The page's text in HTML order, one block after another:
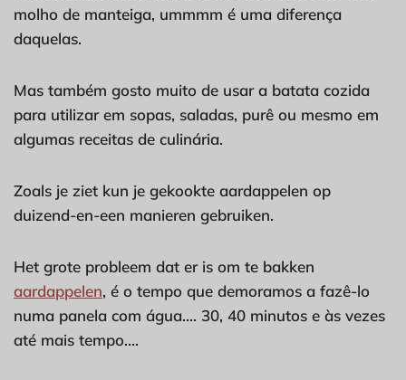
molho de manteiga, ummmm é uma diferença
daquelas.
Mas também gosto muito de usar a batata cozida
para utilizar em sopas, saladas, purê ou mesmo em
algumas receitas de culinária.
Zoals je ziet kun je gekookte aardappelen op
duizend-en-een manieren gebruiken.
Het grote probleem dat er is om te bakken
aardappelen, é o tempo que demoramos a fazê-lo
numa panela com água…. 30, 40 minutos e às vezes
até mais tempo….